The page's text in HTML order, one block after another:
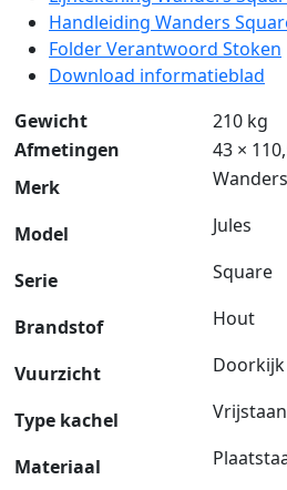
Handleiding Wanders
Folder Verantwoord Stoken
Download informatieblad
Gewicht
210 kg
Afmetingen
43 ×
Merk
Wanders
Model Jules
Serie Square
Brandstof Hout
Vuurzicht Doorkijk
Type kachel
Materiaal